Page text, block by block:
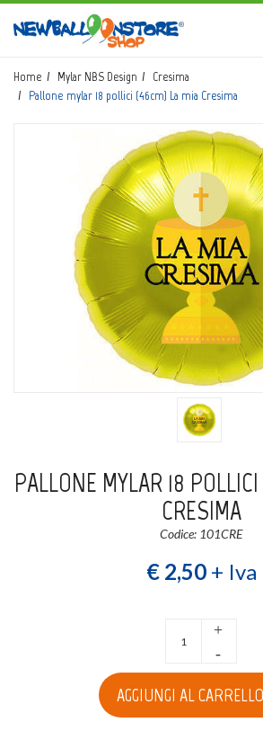
HOME
SHOP
CATALOGO
CHI SIAMO
CORSI BALLOON
INVIO LOGO
CONTATTI
EVENTI NBS
0 Wishlist
Home Mylar NBS Design
Cresima
Pallone mylar 18 pollici (46cm) La mia Cresima
PALLONE MYLAR 18
CRESIMA
Codice: 101CRE
€ 2,50+ Iva
+
-
AGGIUNGI AL CARRELLO